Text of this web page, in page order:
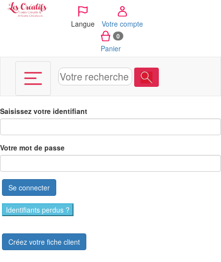
Langue Votre compte
0
Panier
Saisissez votre identifiant
Votre mot de passe
Se connecter
Identifiants perdus ?
Créez votre fiche client
Panneau de gestion des cookies